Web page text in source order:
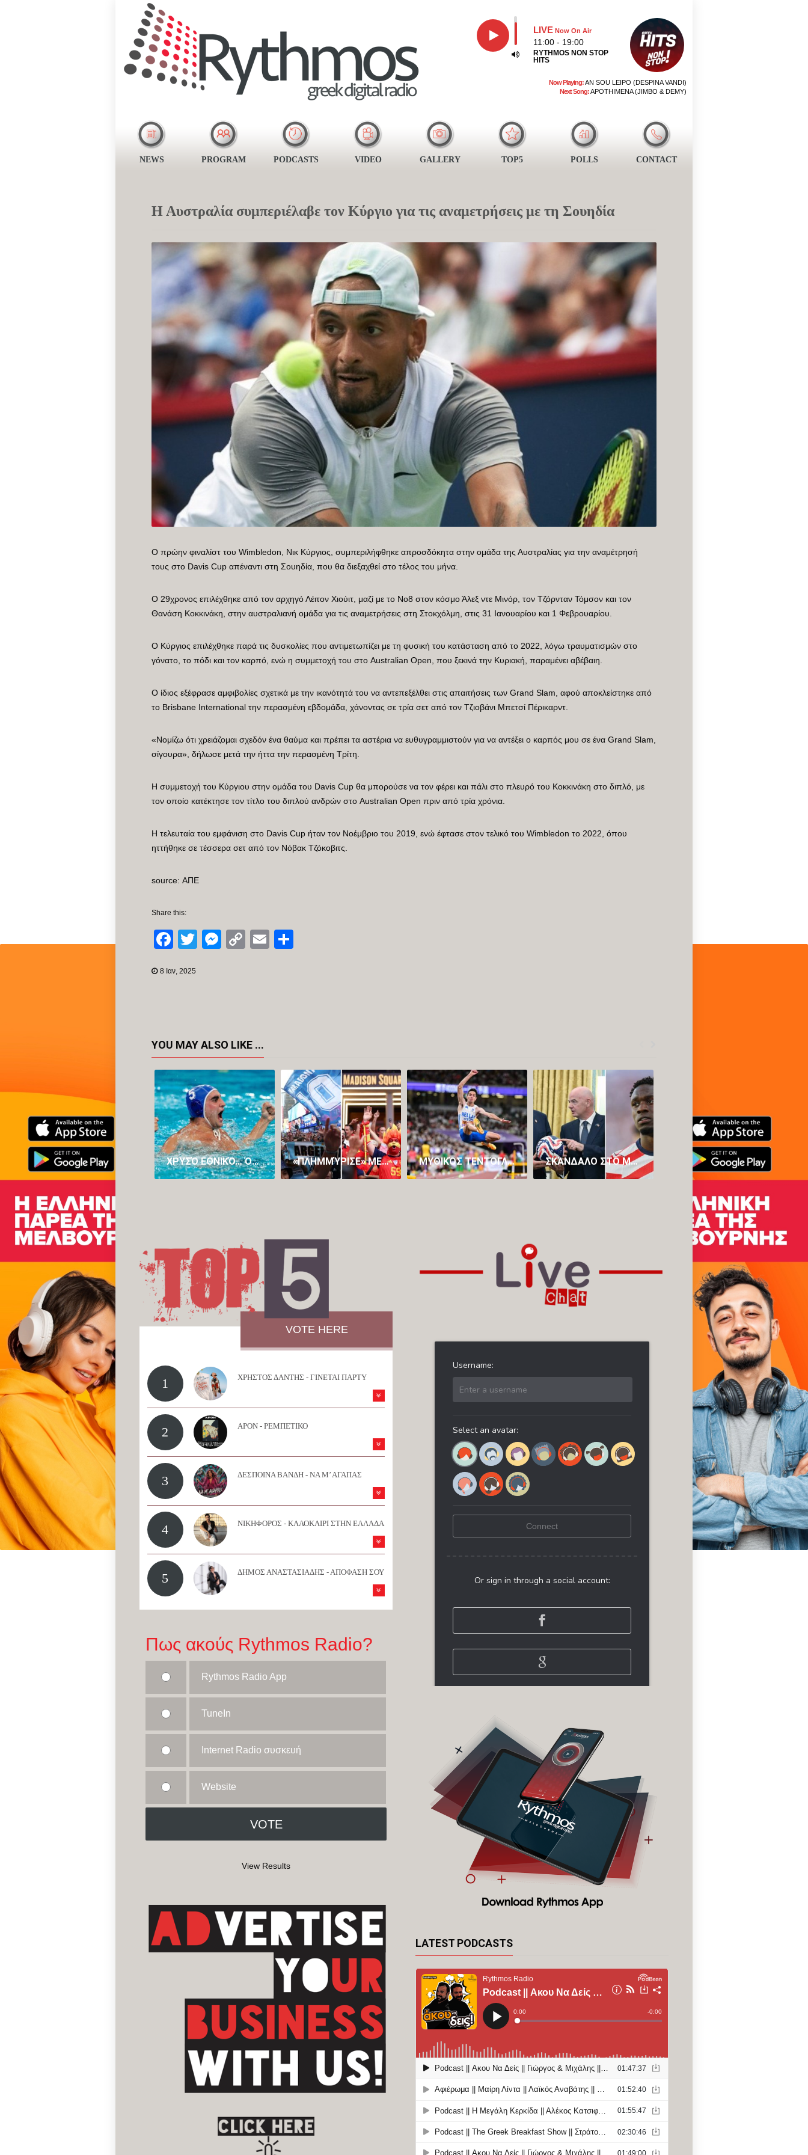
LIVE Now On Air
11:00 - 19:00
RYTHMOS NON STOP
HITS
Now Playing:AN SOU LEIPO (DESPINA VANDI)
Next Song:APOTHIMENA (JIMBO & DEMY)
NEWS PROGRAM PODCASTS VIDEO GALLERY TOP5 POLLS CONTACT
Η Αυστραλία συμπεριέλαβε τον Κύργιο για τις αναμετρήσεις με τη Σουηδία
Ο πρώην φιναλίστ του Wimbledon, Νικ Κύργιος, συμπεριλήφθηκε απροσδόκητα στην ομάδα της Αυστραλίας για την αναμέτρησή
τους στο Davis Cup απέναντι στη Σουηδία, που θα διεξαχθεί στο τέλος του μήνα.
Ο 29χρονος επιλέχθηκε από τον αρχηγό Λέιτον Χιούιτ, μαζί με το Νο8 στον κόσμο Άλεξ ντε Μινόρ, τον Τζόρνταν Τόμσον και τον
Θανάση Κοκκινάκη, στην αυστραλιανή ομάδα για τις αναμετρήσεις στη Στοκχόλμη, στις 31 Ιανουαρίου και 1 Φεβρουαρίου.
Ο Κύργιος επιλέχθηκε παρά τις δυσκολίες που αντιμετωπίζει με τη φυσική του κατάσταση από το 2022, λόγω τραυματισμών στο
γόνατο, το πόδι και τον καρπό, ενώ η συμμετοχή του στο Australian Open, που ξεκινά την Κυριακή, παραμένει αβέβαιη.
Ο ίδιος εξέφρασε αμφιβολίες σχετικά με την ικανότητά του να αντεπεξέλθει στις απαιτήσεις των Grand Slam, αφού αποκλείστηκε από
το Brisbane International την περασμένη εβδομάδα, χάνοντας σε τρία σετ από τον Τζιοβάνι Μπετσί Πέρικαρντ.
«Νομίζω ότι χρειάζομαι σχεδόν ένα θαύμα και πρέπει τα αστέρια να ευθυγραμμιστούν για να αντέξει ο καρπός μου σε ένα Grand Slam,
σίγουρα», δήλωσε μετά την ήττα την περασμένη Τρίτη.
Η συμμετοχή του Κύργιου στην ομάδα του Davis Cup θα μπορούσε να τον φέρει και πάλι στο πλευρό του Κοκκινάκη στο διπλό, με
τον οποίο κατέκτησε τον τίτλο του διπλού ανδρών στο Australian Open πριν από τρία χρόνια.
Η τελευταία του εμφάνιση στο Davis Cup ήταν τον Νοέμβριο του 2019, ενώ έφτασε στον τελικό του Wimbledon το 2022, όπου
ηττήθηκε σε τέσσερα σετ από τον Νόβακ Τζόκοβιτς.
source: ΑΠΕ
Share this:
Facebook
TwitterMessenger
CopyEmail
8 Ιαν, 2025
YOU MAY ALSO LIKE ...
ΧΡΥΣΌ ΕΘΝΙΚΌ… ΌΝΕΙΡΟ: Η ΕΛΛΆΔΑΡΑ ΣΤΗΝ ΚΟΡΥΦΉ ΤΟΥ ΠΛΑΝΉΤΗ ΚΑΤΑΤΡΟΠΏΝΟΝΤΑΣ ΤΗΝ ΟΥΓΓΑΡΊΑ! «ΠΛΗΜΜΎΡΙΣΕ» ΜΕ… ΤΡΕΛΑΜΈΝΟΥΣ ΑΡΓΕΝΤΙΝΟΎΣ ΚΑΙ ΙΣΠΑΝΟΎΣ Η ΝΈΑ ΥΌΡΚΗ ΕΝ ΌΨΕΙ ΤΟΥ ΜΕΓΆΛΟΥ ΤΕΛΙΚΟΎ ΜΥΘΙΚΌΣ ΤΕΝΤΌΓΛΟΥ, ΈΒΓΑΛΕ ΙΣΤΟΡΙΚΌ ΆΛΜΑ ΣΤΑ 8,61Μ. ΚΑΙ ΚΑΤΈΚΤΗΣΕ ΤΟ DIAMOND LEAGUE ΤΟΥ ΜΟΝΑΚΌ! (VID) ΣΚΆΝΔΑΛΟ ΣΤΟ ΜΟΥΝΤΙΆΛ; ΟΙ NEW YORK TIMES ΓΡΆΦΟΥΝ ΌΤΙ Η ΚΌΚΚΙΝΗ ΚΆΡΤΑ ΣΤΟΝ ΜΠΑΛΟΓΚΆΝ ΤΩΝ ΗΠΑ «ΑΚΥΡΏΘΗΚΕ» ΜΕΤΆ ΑΠΌ ΤΗΛΕΦΏΝΗΜΑ ΤΡΑΜΠ ΣΤΟΝ ΙΝΦΑΝΤΊΝΟ ΜΟΥΝΤΙΆΛ 2026: ΓΚΈΛΑ-ΣΟΚ ΓΙΑ ΙΣΠΑΝΊΑ ΣΤΗΝ ΠΡΕΜΙΈΡΑ, ΤΗ ΣΤΑΜΆΤΗΣΕ ΤΟ ΦΟΒΕΡΌ ΠΡΆΣΙΝΟ ΑΚΡΩΤΉΡΙ!
VOTE HERE
1 ΧΡΗΣΤΟΣ ΔΑΝΤΗΣ - ΓΙΝΕΤΑΙ ΠΑΡΤΥ
2 APON - ΡΕΜΠΕΤΙΚΟ
3 ΔΕΣΠΟΙΝΑ ΒΑΝΔΗ - ΝΑ Μ’ ΑΓΑΠΑΣ
4 ΝΙΚΗΦΟΡΟΣ - ΚΑΛΟΚΑΙΡΙ ΣΤΗΝ ΕΛΛΑΔΑ
5 ΔΗΜΟΣ ΑΝΑΣΤΑΣΙΑΔΗΣ - ΑΠΟΦΑΣΗ ΣΟΥ
Πως ακούς Rythmos Radio?
Rythmos Radio App
TuneIn
Internet Radio συσκευή
Website
View Results
LATEST PODCASTS